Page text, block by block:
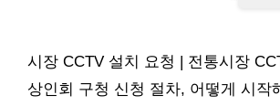
시장 CCTV 설치 요청 | 전통시장
상인회 구청 신청 절차, 어떻게 시작